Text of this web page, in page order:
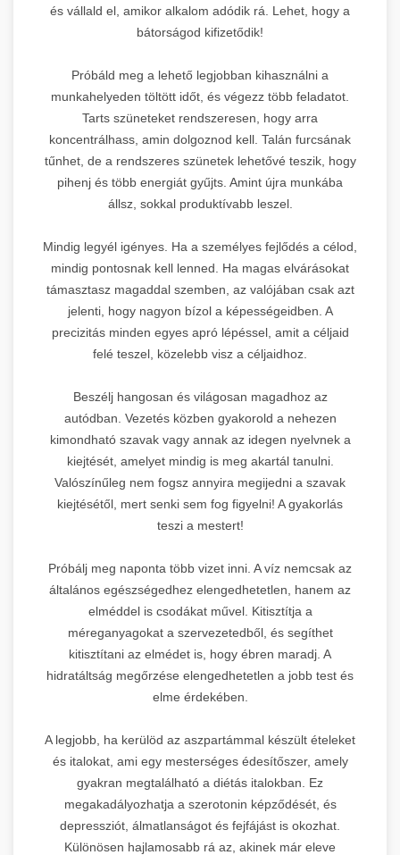
és vállald el, amikor alkalom adódik rá. Lehet, hogy a
bátorságod kifizetődik!
Próbáld meg a lehető legjobban kihasználni a
munkahelyeden töltött időt, és végezz több feladatot.
Tarts szüneteket rendszeresen, hogy arra
koncentrálhass, amin dolgoznod kell. Talán furcsának
tűnhet, de a rendszeres szünetek lehetővé teszik, hogy
pihenj és több energiát gyűjts. Amint újra munkába
állsz, sokkal produktívabb leszel.
Mindig legyél igényes. Ha a személyes fejlődés a célod,
mindig pontosnak kell lenned. Ha magas elvárásokat
támasztasz magaddal szemben, az valójában csak azt
jelenti, hogy nagyon bízol a képességeidben. A
precizitás minden egyes apró lépéssel, amit a céljaid
felé teszel, közelebb visz a céljaidhoz.
Beszélj hangosan és világosan magadhoz az
autódban. Vezetés közben gyakorold a nehezen
kimondható szavak vagy annak az idegen nyelvnek a
kiejtését, amelyet mindig is meg akartál tanulni.
Valószínűleg nem fogsz annyira megijedni a szavak
kiejtésétől, mert senki sem fog figyelni! A gyakorlás
teszi a mestert!
Próbálj meg naponta több vizet inni. A víz nemcsak az
általános egészségedhez elengedhetetlen, hanem az
elméddel is csodákat művel. Kitisztítja a
méreganyagokat a szervezetedből, és segíthet
kitisztítani az elmédet is, hogy ébren maradj. A
hidratáltság megőrzése elengedhetetlen a jobb test és
elme érdekében.
A legjobb, ha kerülöd az aszpartámmal készült ételeket
és italokat, ami egy mesterséges édesítőszer, amely
gyakran megtalálható a diétás italokban. Ez
megakadályozhatja a szerotonin képződését, és
depressziót, álmatlanságot és fejfájást is okozhat.
Különösen hajlamosabb rá az, akinek már eleve